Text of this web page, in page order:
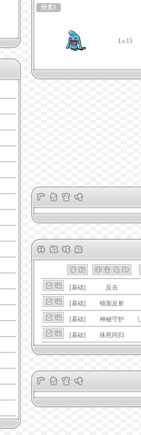
分支1
Lv.15
[基础] 反击
[基础] 镜面反射
[基础] 神秘守护
[基础] 殊死同归